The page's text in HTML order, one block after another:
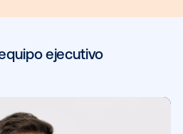
en el canal del futuro para